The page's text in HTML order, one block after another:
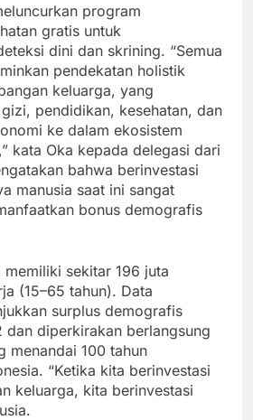
program
gratis untuk
dini dan skrining. “Semua
pendekatan holistik
keluarga, yang
pendidikan, kesehatan, dan
ke dalam ekosistem
kata Oka kepada delegasi dari
bahwa berinvestasi
manusia saat ini sangat
bonus demografis
memiliki sekitar 196 juta
(15–65 tahun). Data
surplus demografis
dan diperkirakan berlangsung
menandai 100 tahun
“Ketika kita berinvestasi
keluarga, kita berinvestasi